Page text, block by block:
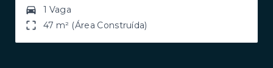
1 Vaga
47 m² (Área Construída)